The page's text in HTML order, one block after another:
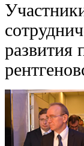
развития